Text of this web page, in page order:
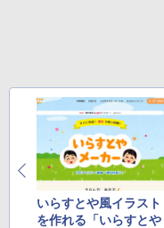
いらすとや風イラスト
を作れる「いらすとや